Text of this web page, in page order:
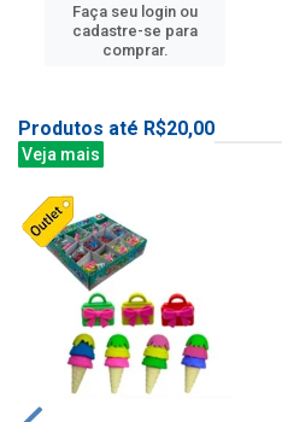
Faça seu login ou
cadastre-se para
comprar.
Produtos até R$20,00
Veja mais